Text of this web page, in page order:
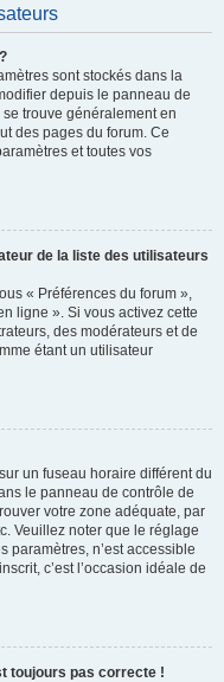
sont stockés dans la
depuis le panneau de
trouve généralement en
des pages du forum. Ce
et toutes vos
de la liste des utilisateurs
« Préférences du forum »,
ligne ». Si vous activez cette
des modérateurs et de
étant un utilisateur
un fuseau horaire différent du
le panneau de contrôle de
votre zone adéquate, par
Veuillez noter que le réglage
paramètres, n’est accessible
c’est l’occasion idéale de
toujours pas correcte !